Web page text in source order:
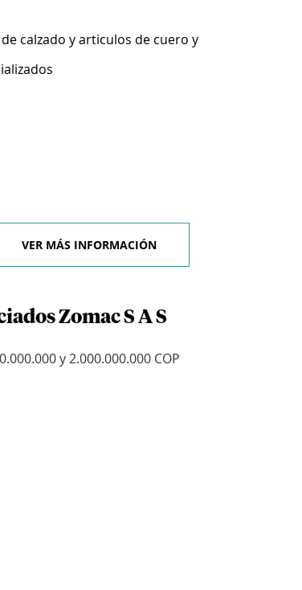
calzado y articulos de cuero y
VER MÁS INFORMACIÓN
Zomac S A S
y 2.000.000.000 COP